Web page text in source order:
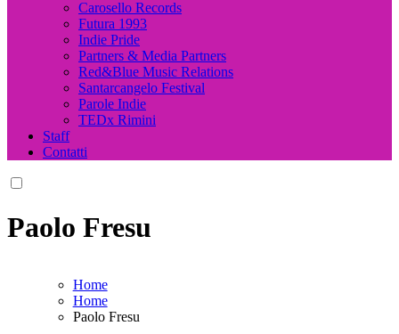
Carosello Records
Futura 1993
Indie Pride
Partners & Media Partners
Red&Blue Music Relations
Santarcangelo Festival
Parole Indie
TEDx Rimini
Staff
Contatti
Paolo Fresu
Home
Home
Paolo Fresu